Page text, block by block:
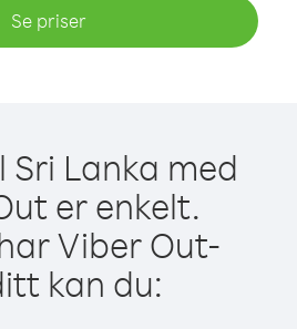
Se priser
Sri Lanka med
er enkelt.
Viber Out-
kan du: